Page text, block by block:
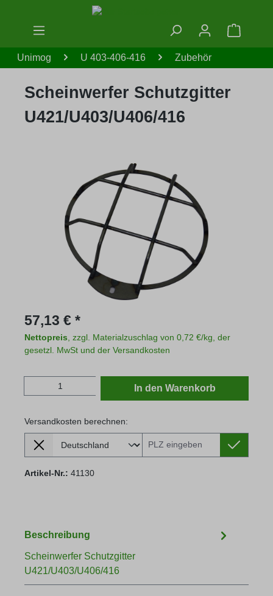
Zum Hauptinhalt springen
Unimog U 403-406-416 Zubehör
Scheinwerfer Schutzgitter
U421/U403/U406/416
Bildergalerie überspringen
Regulärer Preis:
57,13 € *
Nettopreis , zzgl. Materialzuschlag von 0,72 €/kg, der
gesetzl. MwSt und der Versandkosten
Produkt Anzahl: Gib den gewünschten
In den Warenkorb
Versandkosten berechnen:
Lieferland
Versandkosten berechnen:
Artikel-Nr.: 41130
Beschreibung
Scheinwerfer Schutzgitter
U421/U403/U406/416